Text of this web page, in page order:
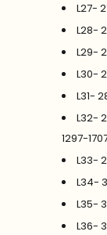
L27-
L28-
L29-
L30-
L31-
L32-
1297-
L33-
L34-
L35-
L36-